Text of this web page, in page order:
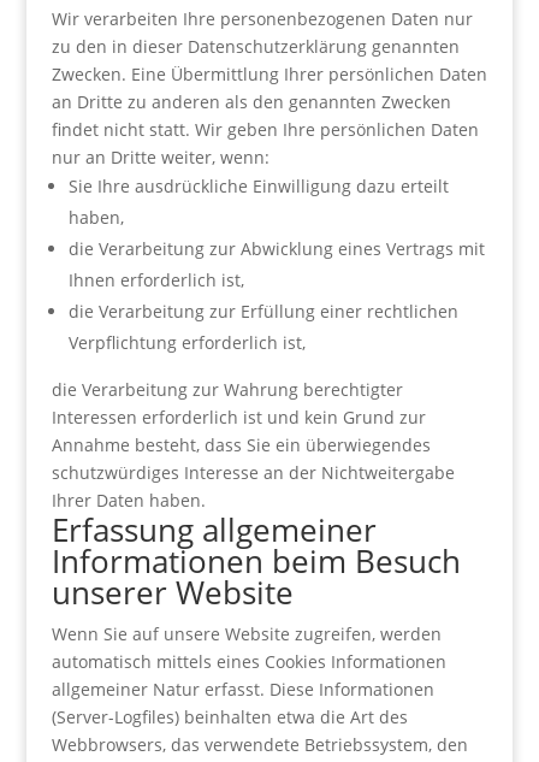
Wir verarbeiten Ihre personenbezogenen Daten nur
zu den in dieser Datenschutzerklärung genannten
Zwecken. Eine Übermittlung Ihrer persönlichen Daten
an Dritte zu anderen als den genannten Zwecken
findet nicht statt. Wir geben Ihre persönlichen Daten
nur an Dritte weiter, wenn:
Sie Ihre ausdrückliche Einwilligung dazu erteilt
haben,
die Verarbeitung zur Abwicklung eines Vertrags mit
Ihnen erforderlich ist,
die Verarbeitung zur Erfüllung einer rechtlichen
Verpflichtung erforderlich ist,
die Verarbeitung zur Wahrung berechtigter
Interessen erforderlich ist und kein Grund zur
Annahme besteht, dass Sie ein überwiegendes
schutzwürdiges Interesse an der Nichtweitergabe
Ihrer Daten haben.
Erfassung allgemeiner
Informationen beim Besuch
unserer Website
Wenn Sie auf unsere Website zugreifen, werden
automatisch mittels eines Cookies Informationen
allgemeiner Natur erfasst. Diese Informationen
(Server-Logfiles) beinhalten etwa die Art des
Webbrowsers, das verwendete Betriebssystem, den